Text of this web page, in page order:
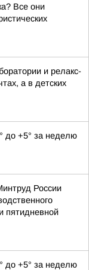
Все они
и релакс-
а в детских
до +5° за неделю
России
пятидневной
до +5° за неделю